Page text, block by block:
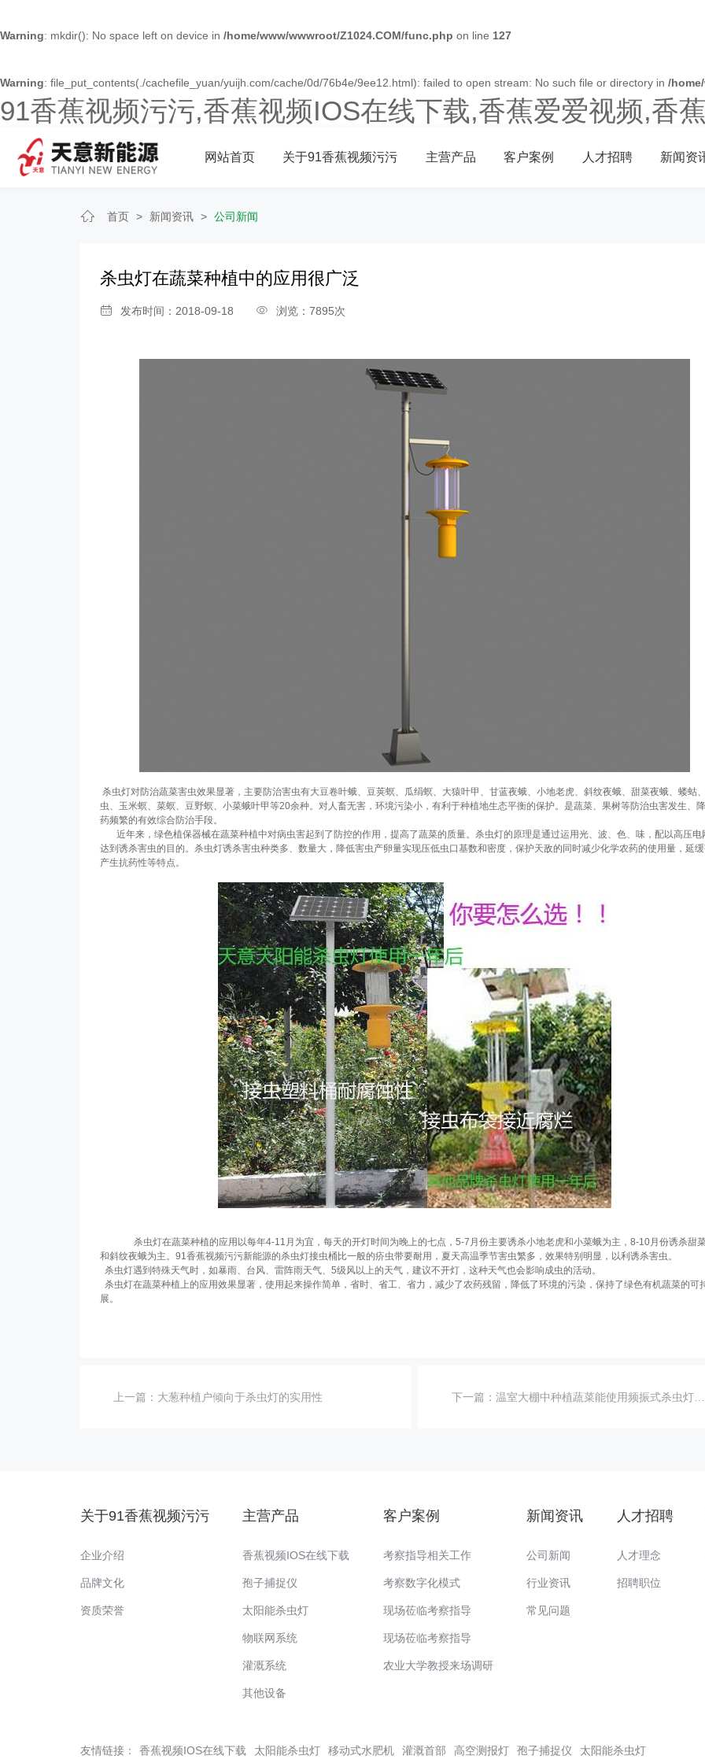
Warning: mkdir(): No space left on device in /home/www/wwwroot/Z1024.COM/func.php on line 127
Warning: file_put_contents(./cachefile_yuan/yuijh.com/cache/0d/76b4e/9ee12.html): failed to open stream: No such file or directory in /
91香蕉视频污污,香蕉视频IOS在线下载,香蕉爱爱视频,香
网站首页 关于91香蕉视频污污 主营产品 客户案例 人才招聘 新闻资
首页 > 新闻资讯 > 公司新闻
杀虫灯在蔬菜种植中的应用很广泛
发布时间：2018-09-18 浏览：7895次
杀虫灯对防治蔬菜害虫效果显著，主要防治害虫有大豆卷叶蛾、豆荚螟、瓜绢螟、大猿叶甲、甘蓝夜蛾、小地老虎、斜纹夜蛾、甜菜夜蛾、蝼蛄
虫、玉米螟、菜螟、豆野螟、小菜蛾叶甲等20余种。对人畜无害，环境污染小，有利于种植地生态平衡的保护。是蔬菜、果树等防治虫害发生、
药频繁的有效综合防治手段。
近年来，绿色植保器械在蔬菜种植中对病虫害起到了防控的作用，提高了蔬菜的质量。杀虫灯的原理是通过运用光、波、色、味，配以高压电
达到诱杀害虫的目的。杀虫灯诱杀害虫种类多、数量大，降低害虫产卵量实现压低虫口基数和密度，保护天敌的同时减少化学农药的使用量，延
产生抗药性等特点。
杀虫灯在蔬菜种植的应用以每年4-11月为宜，每天的开灯时间为晚上的七点，5-7月份主要诱杀小地老虎和小菜蛾为主，8-10月份诱杀甜
和斜纹夜蛾为主。91香蕉视频污污新能源的杀虫灯接虫桶比一般的疥虫带要耐用，夏天高温季节害虫繁多，效果特别明显，以利诱杀害虫。
杀虫灯遇到特殊天气时，如暴雨、台风、雷阵雨天气、5级风以上的天气，建议不开灯，这种天气也会影响成虫的活动。
杀虫灯在蔬菜种植上的应用效果显著，使用起来操作简单，省时、省工、省力，减少了农药残留，降低了环境的污染，保持了绿色有机蔬菜的可
展。
上一篇： 大葱种植户倾向于杀虫灯的实用性 下一篇： 温室大棚中种植蔬菜能使用频振式杀虫灯么？
关于91香蕉视频污污
企业介绍
品牌文化
资质荣誉
主营产品
香蕉视频IOS在线下载
孢子捕捉仪
太阳能杀虫灯
物联网系统
灌溉系统
其他设备
客户案例
考察指导相关工作
考察数字化模式
现场莅临考察指导
现场莅临考察指导
农业大学教授来场调研
新闻资讯
公司新闻
行业资讯
常见问题
人才招聘
人才理念
招聘职位
友情链接： 香蕉视频IOS在线下载 太阳能杀虫灯 移动式水肥机 灌溉首部 高空测报灯 孢子捕捉仪 太阳能杀虫灯